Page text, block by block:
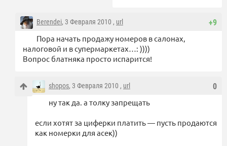
+9
Berendei, 3 Февраля 2010 , url
Пора начать продажу номеров в салонах,
налоговой и в супермаркетах…: ))))
Вопрос блатняка просто испарится!
0
shopos, 3 Февраля 2010 , url
ну так да. а толку запрещать
если хотят за циферки платить — пусть продаются
как номерки для асек))